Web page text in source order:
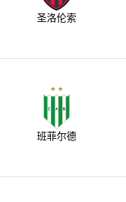
圣洛伦索
班菲尔德